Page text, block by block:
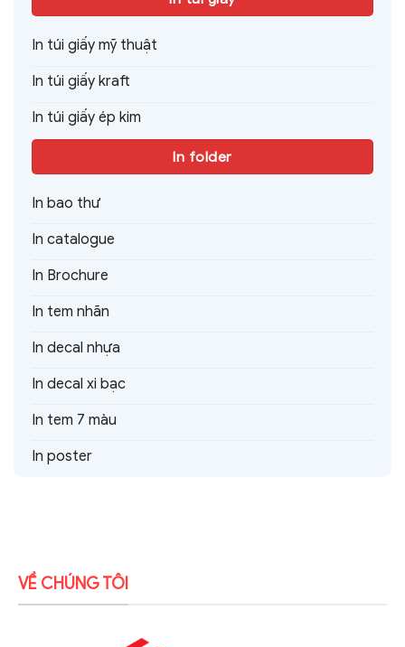
In túi giấy mỹ thuật
In túi giấy kraft
In túi giấy ép kim
In folder
In bao thư
In catalogue
In Brochure
In tem nhãn
In decal nhựa
In decal xi bạc
In tem 7 màu
In poster
VỀ CHÚNG TÔI